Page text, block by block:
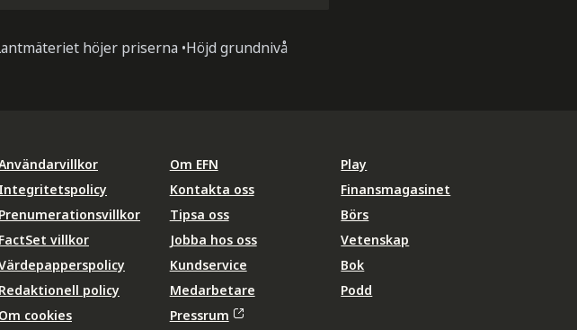
höjer priserna •Höjd grundnivå
Integritetspolicy
Prenumerationsvillkor
FactSet villkor
Redaktionell policy
Om cookies
Om EFN
Kontakta oss
Tipsa oss
Jobba hos oss
Kundservice
Medarbetare
Pressrum
Play
Finansmagasinet
Börs
Vetenskap
Bok
Podd